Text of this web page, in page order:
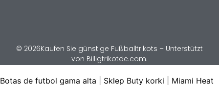
© 2026Kaufen Sie günstige Fußballtrikots – Unterstützt
von Billigtrikotde.com.
Botas de futbol gama alta Sklep Buty korki
Miami Heat